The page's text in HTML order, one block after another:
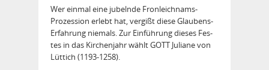
Wer einmal eine jubelnde Fronleichnams-
Prozession erlebt hat, vergißt diese Glaubens-
Erfahrung niemals. Zur Einführung dieses Fes­
tes in das Kirchenjahr wählt GOTT Juliane von
Lüttich (1193-1258).